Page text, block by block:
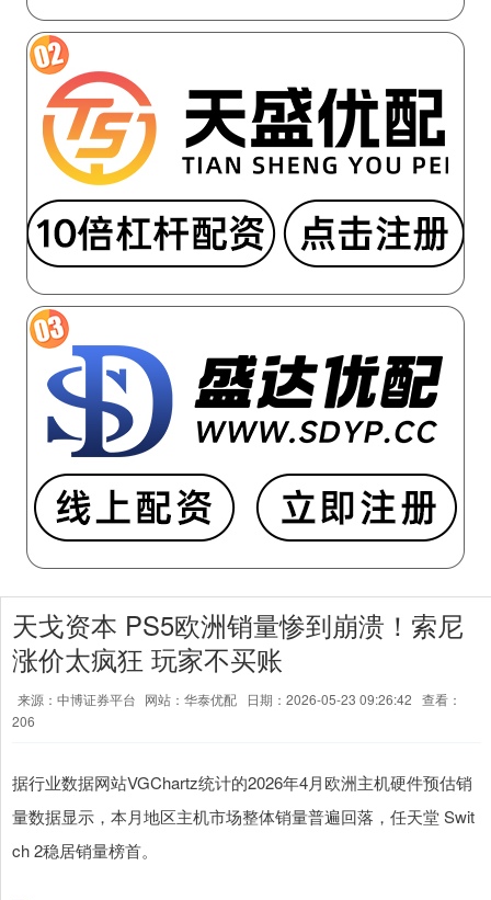
天戈资本 PS5欧洲销量惨到崩溃！索尼
涨价太疯狂 玩家不买账
来源：中博证券平台 网站：华泰优配 日期：2026-05-23 09:26:42 查看：
206
据行业数据网站VGChartz统计的2026年4月欧洲主机硬件预估销
量数据显示，本月地区主机市场整体销量普遍回落，任天堂 Swit
ch 2稳居销量榜首。